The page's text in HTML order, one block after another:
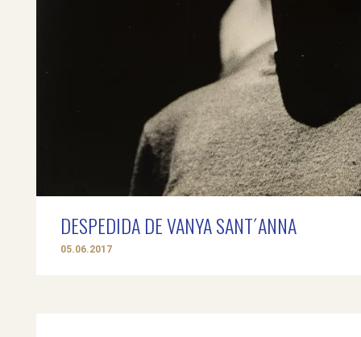
DESPEDIDA DE VANYA SANT´ANNA
05.06.2017